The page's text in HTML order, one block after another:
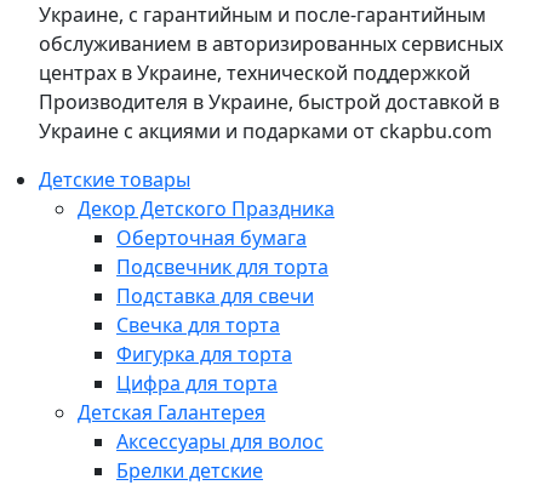
Украине, с гарантийным и после-гарантийным
обслуживанием в авторизированных сервисных
центрах в Украине, технической поддержкой
Производителя в Украине, быстрой доставкой в
Украине с акциями и подарками от ckapbu.com
Детские товары
Декор Детского Праздника
Оберточная бумага
Подсвечник для торта
Подставка для свечи
Свечка для торта
Фигурка для торта
Цифра для торта
Детская Галантерея
Аксессуары для волос
Брелки детские